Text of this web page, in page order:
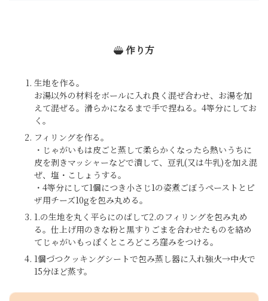
作り方
生地を作る。
お湯以外の材料をボールに入れ良く混ぜ合わせ、お湯を加
えて混ぜる。滑らかになるまで手で捏ねる。4等分にしてお
く。
フィリングを作る。
・じゃがいもは皮ごと蒸して柔らかくなったら熱いうちに
皮を剥きマッシャーなどで潰して、豆乳(又は牛乳)を加え混
ぜ、塩・こしょうする。
・4等分にして1個につき小さじ1の姿煮ごぼうペーストとピ
ザ用チーズ10gを包み丸める。
1.の生地を丸く平らにのばして2.のフィリングを包み丸め
る。仕上げ用のきな粉と黒すりごまを合わせたものを絡め
てじゃがいもっぽくところどころ窪みをつける。
1個づつクッキングシートで包み蒸し器に入れ強火→中火で
15分ほど蒸す。